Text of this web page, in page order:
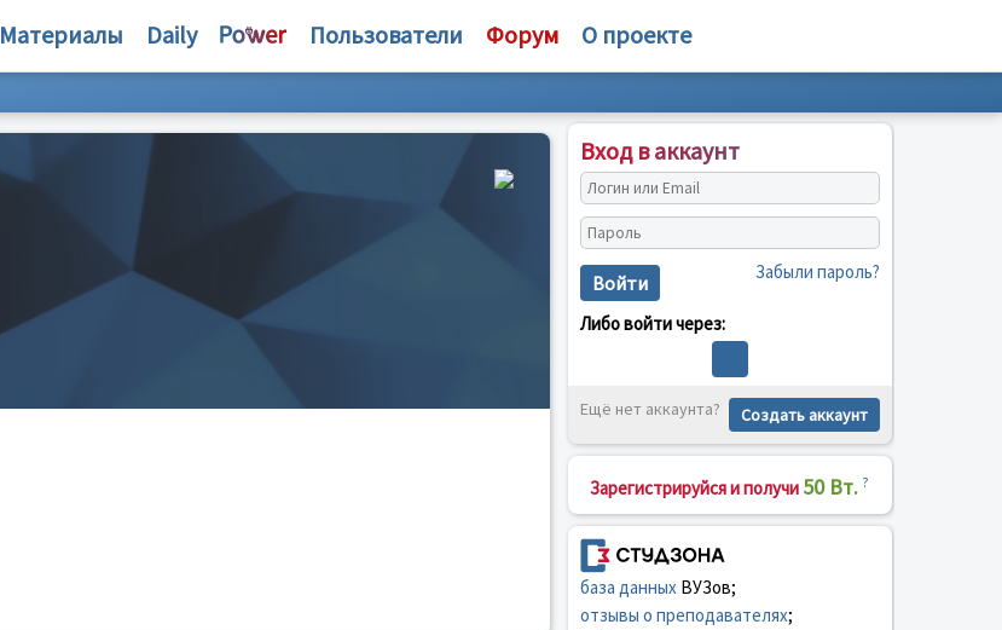
Материалы Daily Пользователи Форум О проекте
Вход в аккаунт
Войти Забыли пароль?
Либо войти через:
Ещё нет аккаунта? Создать аккаунт
Зарегистрируйся и получи 50 Вт. ?
база данныхВУЗов;
отзывы о преподавателях;